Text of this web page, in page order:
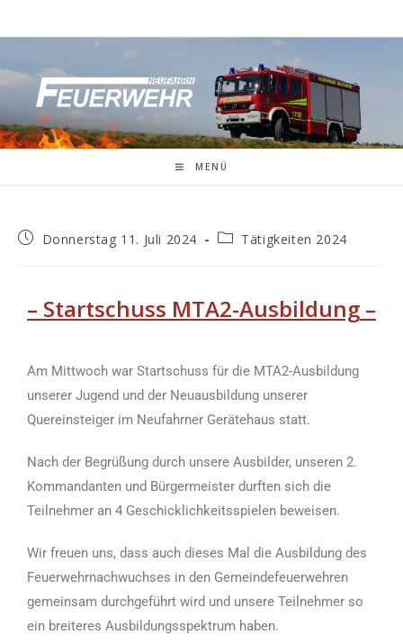
MENÜ
Donnerstag 11. Juli 2024 Tätigkeiten 2024
– Startschuss MTA2-Ausbildung –
Am Mittwoch war Startschuss für die MTA2-Ausbildung
unserer Jugend und der Neuausbildung unserer
Quereinsteiger im Neufahrner Gerätehaus statt.
Nach der Begrüßung durch unsere Ausbilder, unseren 2.
Kommandanten und Bürgermeister durften sich die
Teilnehmer an 4 Geschicklichkeitsspielen beweisen.
Wir freuen uns, dass auch dieses Mal die Ausbildung des
Feuerwehrnachwuchses in den Gemeindefeuerwehren
gemeinsam durchgeführt wird und unsere Teilnehmer so
ein breiteres Ausbildungsspektrum haben.